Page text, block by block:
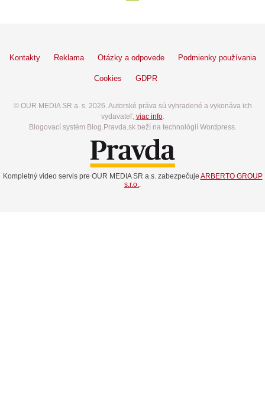
Kontakty Reklama Otázky a odpovede Podmienky používania
Cookies GDPR
© OUR MEDIA SR a. s. 2026. Autorské práva sú vyhradené a vykonáva ich
vydavateľ, viac info.
Blogovací systém Blog.Pravda.sk beží na technológií Wordpress.
Kompletný video servis pre OUR MEDIA SR a.s. zabezpečuje ARBERTO GROUP
s.r.o..